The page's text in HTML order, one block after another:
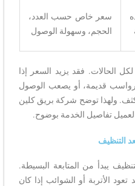
سعر خاص حسب العدد،
الحجم، وسهولة الوصول
الحالات. فقد يزيد السعر إذا
رواسب قديمة، أو يصعب الوصول
ولهذا توضح شركة بريق كلين
تفاصيل الخدمة بوضوح.
التنظيف
يبدأ من المتابعة البسيطة.
الأتربة أو الشوائب إذا كان